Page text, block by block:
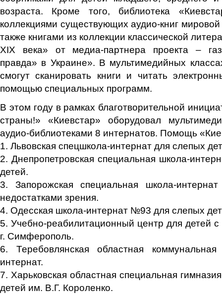
возраста. Кроме того, библиотека
коллекциями существующих аудио-книг мировой
также книгами из коллекции классической
XIX века» от медиа-партнера проекта –
правда» в Украине». В мультимедийных
смогут сканировать книги и читать
помощью специальных программ.
В этом году в рамках благотворительной
страны!» «Киевстар» оборудовал
аудио-библиотеками 8 интернатов. Помощь
1. Львовская спецшкола-интернат для слепых
2. Днепропетровская специальная школа-
детей.
3. Запорожская специальная школа-
недостатками зрения.
4. Одесская школа-интернат №93 для слепых
5. Учебно-реабилитационный центр для детей
г. Симферополь.
6. Теребовлянская областная коммунальная
интернат.
7. Харьковская областная специальная
детей им. В.Г. Короленко.